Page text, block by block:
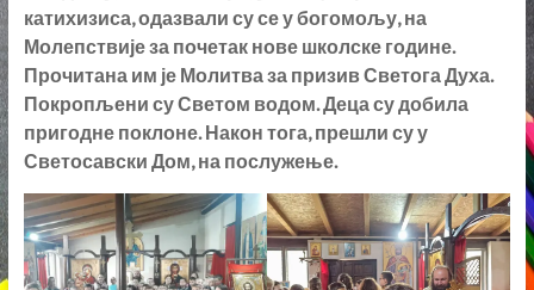
Молепствије за почетак нове школске године.
Прочитана им је Молитва за призив Светога Духа.
Покропљени су Светом водом. Деца су добила
пригодне поклоне. Након тога, прешли су у
Светосавски Дом, на послужење.